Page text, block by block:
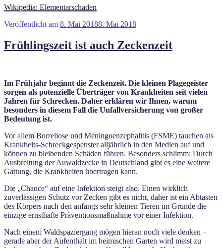
Wikipedia: Elementarschaden
Veröffentlicht am 8. Mai 20188. Mai 2018
Frühlingszeit ist auch Zeckenzeit
Im Frühjahr beginnt die Zeckenzeit. Die kleinen Plagegeister
sorgen als potenzielle Überträger von Krankheiten seit vielen
Jahren für Schrecken. Daher erklären wir Ihnen, warum
besonders in diesem Fall die Unfallversicherung von großer
Bedeutung ist.
Vor allem Borreliose und Meningoenzephalitis (FSME) tauchen als
Krankheits-Schreckgespenster alljährlich in den Medien auf und
können zu bleibenden Schäden führen. Besonders schlimm: Durch
Ausbreitung der Auwaldzecke in Deutschland gibt es eine weitere
Gattung, die Krankheiten übertragen kann.
Die „Chance“ auf eine Infektion steigt also. Einen wirklich
zuverlässigen Schutz vor Zecken gibt es nicht, daher ist ein Abtasten
des Körpers nach den anfangs sehr kleinen Tieren im Grunde die
einzige ernsthafte Präventionsmaßnahme vor einer Infektion.
Nach einem Waldspaziergang mögen hieran noch viele denken –
gerade aber der Aufenthalt im heimischen Garten wird meist zu